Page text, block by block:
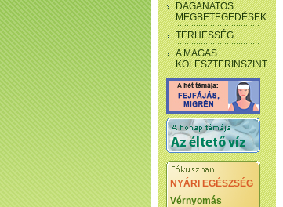
DAGANATOS
MEGBETEGEDÉSEK
TERHESSÉG
A MAGAS
KOLESZTERINSZINT
NYÁRI EGÉSZSÉG
Vérnyomás